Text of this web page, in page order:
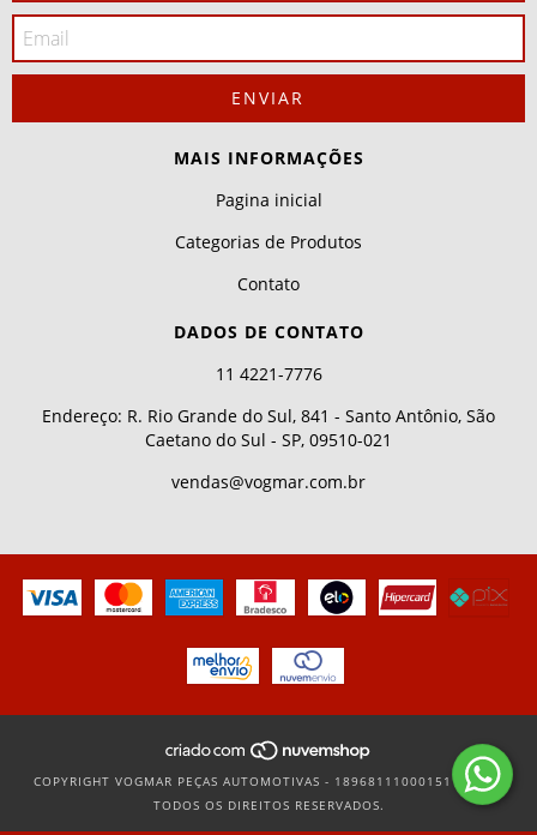
MAIS INFORMAÇÕES
Pagina inicial
Categorias de Produtos
Contato
DADOS DE CONTATO
11 4221-7776
Endereço: R. Rio Grande do Sul, 841 - Santo Antônio, São
Caetano do Sul - SP, 09510-021
vendas@vogmar.com.br
COPYRIGHT VOGMAR PEÇAS AUTOMOTIVAS - 18968111000151 - 2026.
TODOS OS DIREITOS RESERVADOS.